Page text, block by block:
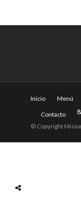
Inicio Menú
Contacto
© Copyright